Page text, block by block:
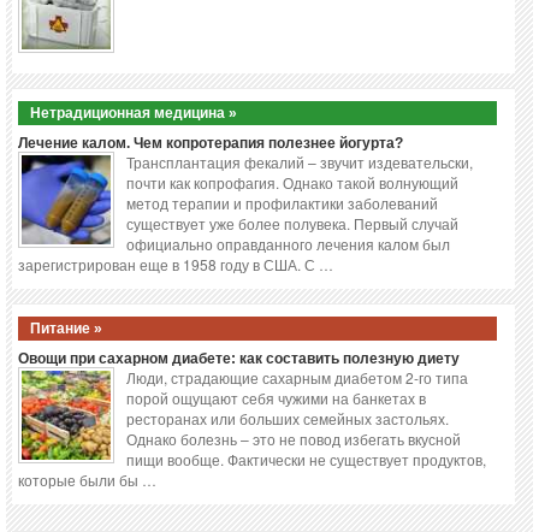
Нетрадиционная медицина »
Лечение калом. Чем копротерапия полезнее йогурта?
Трансплантация фекалий – звучит издевательски,
почти как копрофагия. Однако такой волнующий
метод терапии и профилактики заболеваний
существует уже более полувека. Первый случай
официально оправданного лечения калом был
зарегистрирован еще в 1958 году в США. С …
Питание »
Овощи при сахарном диабете: как составить полезную диету
Люди, страдающие сахарным диабетом 2-го типа
порой ощущают себя чужими на банкетах в
ресторанах или больших семейных застольях.
Однако болезнь – это не повод избегать вкусной
пищи вообще. Фактически не существует продуктов,
которые были бы …